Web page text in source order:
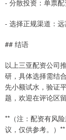
- 分散投资：单票
- 选择正规渠道：远
## 结语
以上三亚配资公司
研，具体选择需结
先小额试水，验证
题，欢迎在评论区留
**（注：配资有风
议，仅供参考。）**